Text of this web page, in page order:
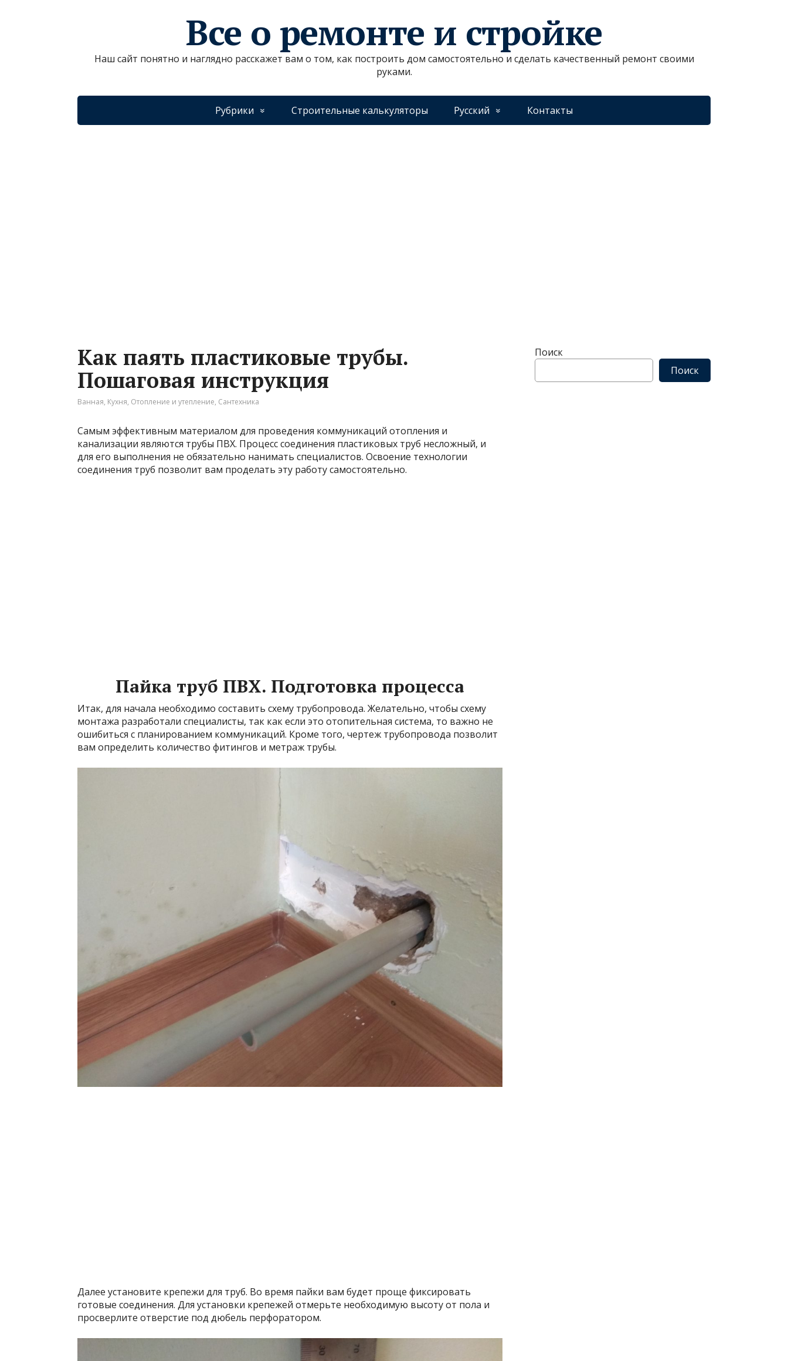
Все о ремонте и стройке
Наш сайт понятно и наглядно расскажет вам о том, как построить дом самостоятельно и сделать качественный ремонт своими
руками.
Рубрики Строительные калькуляторы Русский Контакты
Как паять пластиковые трубы.
Пошаговая инструкция
Ванная, Кухня, Отопление и утепление, Сантехника
Самым эффективным материалом для проведения коммуникаций отопления и
канализации являются трубы ПВХ. Процесс соединения пластиковых труб несложный, и
для его выполнения не обязательно нанимать специалистов. Освоение технологии
соединения труб позволит вам проделать эту работу самостоятельно.
Пайка труб ПВХ. Подготовка процесса
Итак, для начала необходимо составить схему трубопровода. Желательно, чтобы схему
монтажа разработали специалисты, так как если это отопительная система, то важно не
ошибиться с планированием коммуникаций. Кроме того, чертеж трубопровода позволит
вам определить количество фитингов и метраж трубы.
Далее установите крепежи для труб. Во время пайки вам будет проще фиксировать
готовые соединения. Для установки крепежей отмерьте необходимую высоту от пола и
просверлите отверстие под дюбель перфоратором.
Поиск
Поиск